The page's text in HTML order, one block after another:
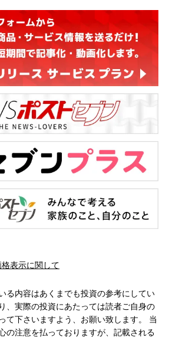
格表示に関して
る内容はあくまでも投資の参考にしてい
、実際の投資にあたっては読者ご自身の
て下さいますよう、お願い致します。 当
の注意を払っておりますが、記載される